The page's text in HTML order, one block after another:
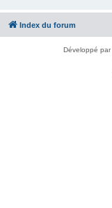
Index du forum
Développé par